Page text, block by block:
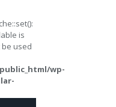
is
used
wp-